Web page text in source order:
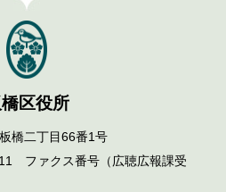
区役所
橋二丁目66番1号
ファクス番号（広聴広報課受